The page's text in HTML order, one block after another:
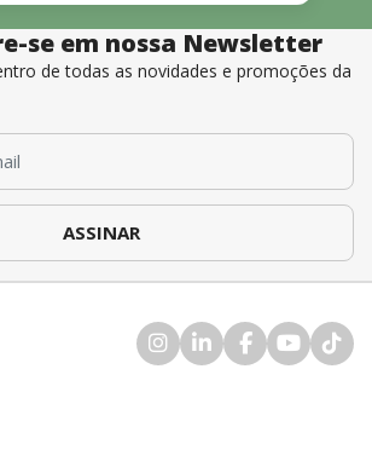
se em nossa Newsletter
de todas as novidades e promoções da